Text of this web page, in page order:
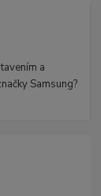
a
Samsung?